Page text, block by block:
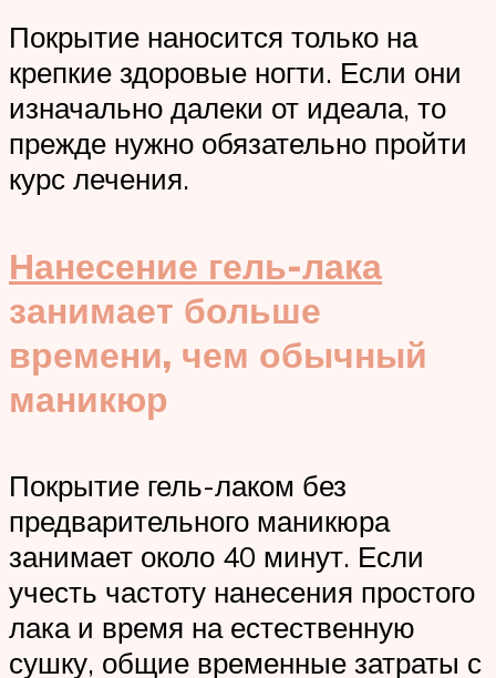
Покрытие наносится только на
крепкие здоровые ногти. Если они
изначально далеки от идеала, то
прежде нужно обязательно пройти
курс лечения.
Нанесение гель-лака
занимает больше
времени, чем обычный
маникюр
Покрытие гель-лаком без
предварительного маникюра
занимает около 40 минут. Если
учесть частоту нанесения простого
лака и время на естественную
сушку, общие временные затраты с